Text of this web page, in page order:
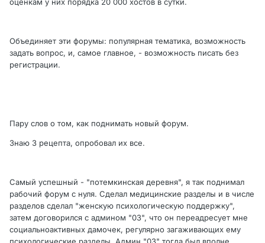
оценкам у них порядка 20 000 хостов в сутки.
Объединяет эти форумы: популярная тематика, возможность
задать вопрос, и, самое главное, - возможность писать без
регистрации.
Пару слов о том, как поднимать новый форум.
Знаю 3 рецепта, опробовал их все.
Самый успешный - "потемкинская деревня", я так поднимал
рабочий форум с нуля. Сделал медицинские разделы и в числе
разделов сделал "женскую психологическую поддержку",
затем договорился с админом "03", что он переадресует мне
социальноактивных дамочек, регулярно загаживающих ему